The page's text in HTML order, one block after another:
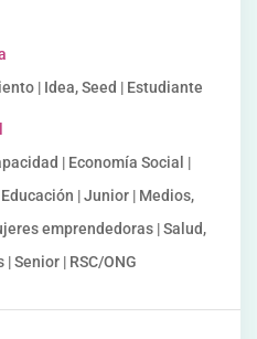
| Idea, Seed | Estudiante
| Economía Social |
| Junior | Medios,
emprendedoras | Salud,
Senior | RSC/ONG